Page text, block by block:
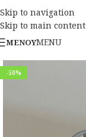
Skip to navigation
Skip to main content
ΜΕΝΟΎMENU
-50%